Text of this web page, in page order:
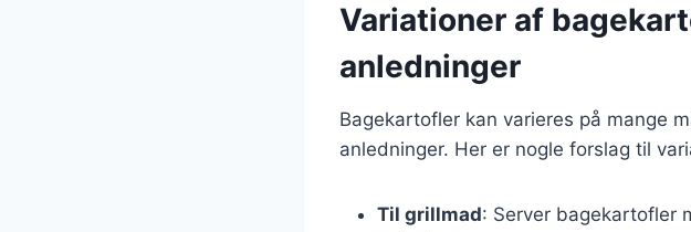
Variationer af
anledninger
Bagekartofler kan varieres på mange
anledninger. Her er nogle forslag til
Til grillmad: Server bagekartofler